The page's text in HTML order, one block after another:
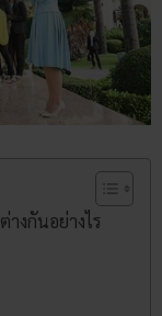
งกันอย่างไร